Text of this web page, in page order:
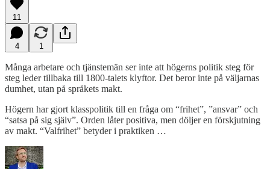
11
4 1
Många arbetare och tjänstemän ser inte att högerns politik steg för
steg leder tillbaka till 1800-talets klyftor. Det beror inte på väljarnas
dumhet, utan på språkets makt.
Högern har gjort klasspolitik till en fråga om “frihet”, ”ansvar” och
“satsa på sig själv”. Orden låter positiva, men döljer en förskjutning
av makt. “Valfrihet” betyder i praktiken …